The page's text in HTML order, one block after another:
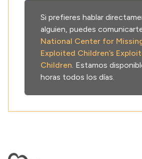
Si prefieres hablar
alguien, puedes
National Center for
Exploited Children’s
Children . Estamos
horas todos los días.